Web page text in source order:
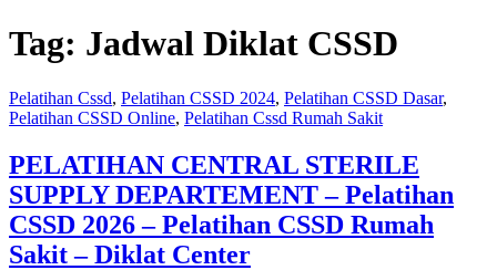
Tag: Jadwal Diklat CSSD
Pelatihan Cssd, Pelatihan CSSD 2024, Pelatihan CSSD Dasar,
Pelatihan CSSD Online, Pelatihan Cssd Rumah Sakit
PELATIHAN CENTRAL STERILE
SUPPLY DEPARTEMENT – Pelatihan
CSSD 2026 – Pelatihan CSSD Rumah
Sakit – Diklat Center